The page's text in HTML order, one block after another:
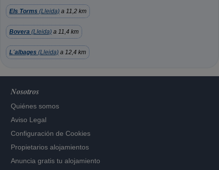
Els Torms (Lleida) a 11,2 km
Bovera (Lleida) a 11,4 km
L´albages (Lleida) a 12,4 km
Nosotros
Quiénes somos
Aviso Legal
Configuración de Cookies
Propietarios alojamientos
Anuncia gratis tu alojamiento